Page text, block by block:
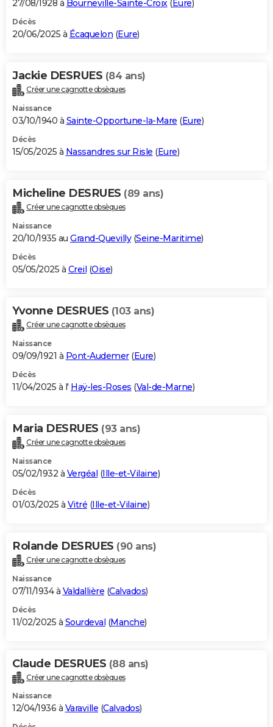
27/08/1928 à Bourneville-Sainte-Croix( Eure)
Décès
20/06/2025 à Écaquelon (Eure)
Jackie DESRUES (84 ans)
Créer une cagnotte obsèques
Naissance
03/10/1940 à Sainte-Opportune-la-Mare (Eure)
Décès
15/05/2025 à Nassandres sur Risle (Eure)
Micheline DESRUES (89 ans)
Créer une cagnotte obsèques
Naissance
20/10/1935 au Grand-Quevilly(Seine-Maritime)
Décès
05/05/2025 à Creil (Oise)
Yvonne DESRUES (103 ans)
Créer une cagnotte obsèques
Naissance
09/09/1921 à Pont-Audemer(Eure)
Décès
11/04/2025 à l' Haÿ-les-Roses (Val-de-Marne)
Maria DESRUES (93 ans)
Créer une cagnotte obsèques
Naissance
05/02/1932 à Vergéal (Ille-et-Vilaine)
Décès
01/03/2025 à Vitré (Ille-et-Vilaine)
Rolande DESRUES (90 ans)
Créer une cagnotte obsèques
Naissance
07/11/1934 à Valdallière (Calvados)
Décès
11/02/2025 à Sourdeval (Manche)
Claude DESRUES (88 ans)
Créer une cagnotte obsèques
Naissance
12/04/1936 à Varaville (Calvados)